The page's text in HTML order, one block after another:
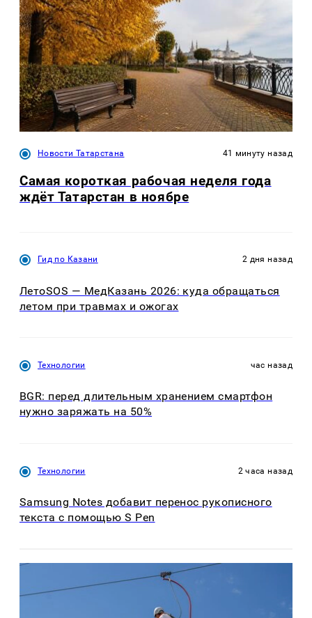
Новости Татарстана 41 минуту назад
Самая короткая рабочая неделя года
ждёт Татарстан в ноябре
Гид по Казани 2 дня назад
ЛетоSOS — МедКазань 2026: куда обращаться
летом при травмах и ожогах
Технологии час назад
BGR: перед длительным хранением смартфон
нужно заряжать на 50%
Технологии 2 часа назад
Samsung Notes добавит перенос рукописного
текста с помощью S Pen